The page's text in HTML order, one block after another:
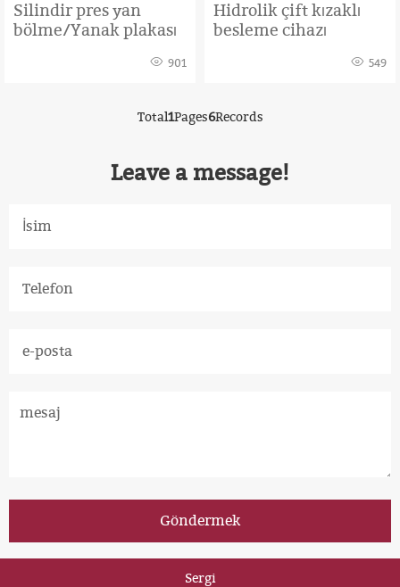
Silindir pres yan
bölme/Yanak plakası
901
Hidrolik çift kızaklı
besleme cihazı
549
Total1Pages6Records
Leave a message!
Copyright © 2012-2034 Zhili New Materials All rights reserved
Sergi